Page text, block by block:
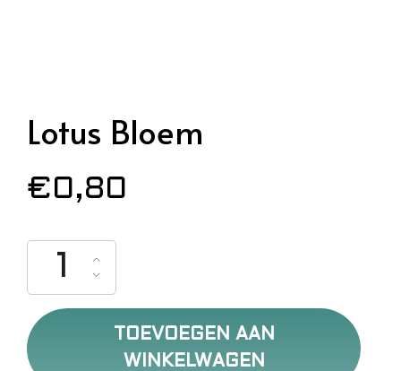
Lotus Bloem
€0,80
TOEVOEGEN AAN
WINKELWAGEN